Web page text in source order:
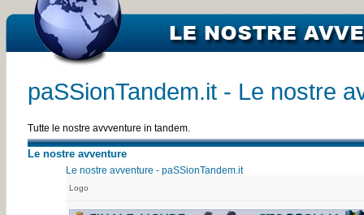
paSSionTandem.it - Le nostre
Tutte le nostre avvventure in tandem.
Le nostre avventure
Le nostre avventure - paSSionTandem.it
Logo